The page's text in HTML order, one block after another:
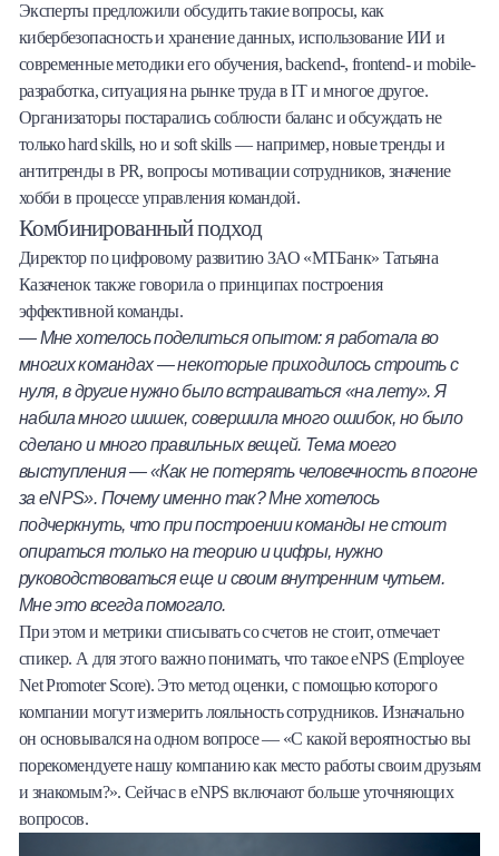
Эксперты предложили обсудить такие вопросы, как
кибербезопасность и хранение данных, использование ИИ и
современные методики его обучения, backend-, frontend- и mobile-
разработка, ситуация на рынке труда в IT и многое другое.
Организаторы постарались соблюсти баланс и обсуждать не
только hard skills, но и soft skills — например, новые тренды и
антитренды в PR, вопросы мотивации сотрудников, значение
хобби в процессе управления командой.
Комбинированный подход
Директор по цифровому развитию ЗАО «МТБанк» Татьяна
Казаченок также говорила о принципах построения
эффективной команды.
— Мне хотелось поделиться опытом: я работала во
многих командах — некоторые приходилось строить с
нуля, в другие нужно было встраиваться «на лету». Я
набила много шишек, совершила много ошибок, но было
сделано и много правильных вещей. Тема моего
выступления — «Как не потерять человечность в погоне
за eNPS». Почему именно так? Мне хотелось
подчеркнуть, что при построении команды не стоит
опираться только на теорию и цифры, нужно
руководствоваться еще и своим внутренним чутьем.
Мне это всегда помогало.
При этом и метрики списывать со счетов не стоит, отмечает
спикер. А для этого важно понимать, что такое eNPS (Employee
Net Promoter Score). Это метод оценки, с помощью которого
компании могут измерить лояльность сотрудников. Изначально
он основывался на одном вопросе — «С какой вероятностью вы
порекомендуете нашу компанию как место работы своим друзьям
и знакомым?». Сейчас в eNPS включают больше уточняющих
вопросов.